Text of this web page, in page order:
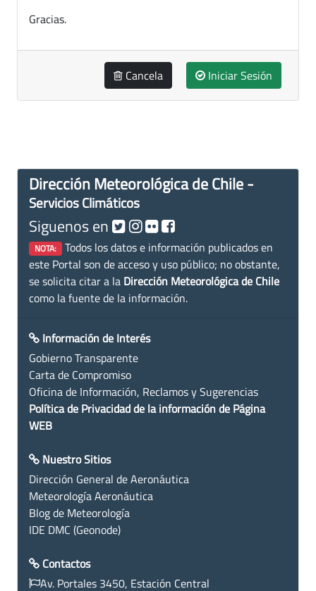
Gracias.
Cancela Iniciar Sesión
Dirección Meteorológica de Chile -
Servicios Climáticos
Siguenos en
NOTA: Todos los datos e información publicados en
este Portal son de acceso y uso público; no obstante,
se solicita citar a la Dirección Meteorológica de Chile
como la fuente de la información.
Información de Interés
Gobierno Transparente
Carta de Compromiso
Oficina de Información, Reclamos y Sugerencias
Política de Privacidad de la información de Página
WEB
Nuestro Sitios
Dirección General de Aeronáutica
Meteorología Aeronáutica
Blog de Meteorología
IDE DMC (Geonode)
Contactos
Av. Portales 3450, Estación Central